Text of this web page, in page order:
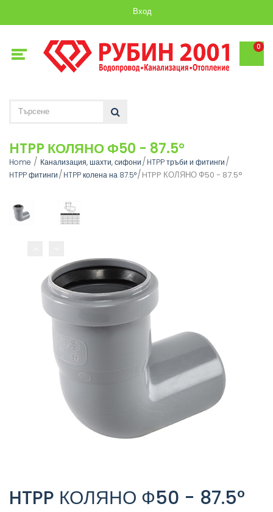
Вход
0
HTPP КОЛЯНО Ф50 - 87.5°
Home Канализация, шахти, сифони
HTPP тръби и фитинги
HTPP фитинги
HTPP колена на 87.5° HTPP КОЛЯНО Ф50 - 87.5°
HTPP КОЛЯНО Ф50 - 87.5°